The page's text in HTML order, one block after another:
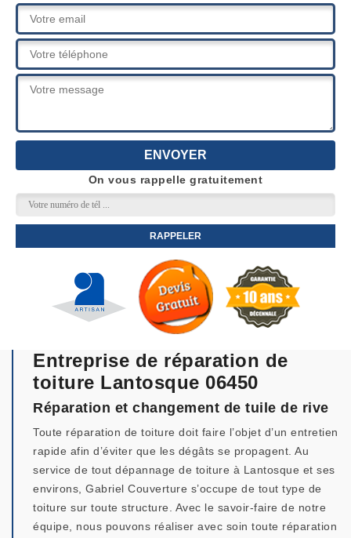
On vous rappelle gratuitement
Entreprise de réparation de
toiture Lantosque 06450
Réparation et changement de tuile de rive
Toute réparation de toiture doit faire l’objet d’un entretien
rapide afin d’éviter que les dégâts se propagent. Au
service de tout dépannage de toiture à Lantosque et ses
environs, Gabriel Couverture s’occupe de tout type de
toiture sur toute structure. Avec le savoir-faire de notre
équipe, nous pouvons réaliser avec soin toute réparation